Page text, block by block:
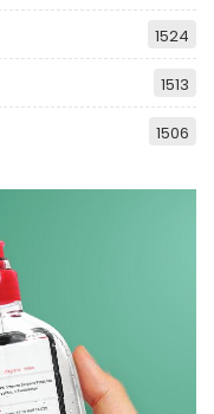
1524
1513
1506